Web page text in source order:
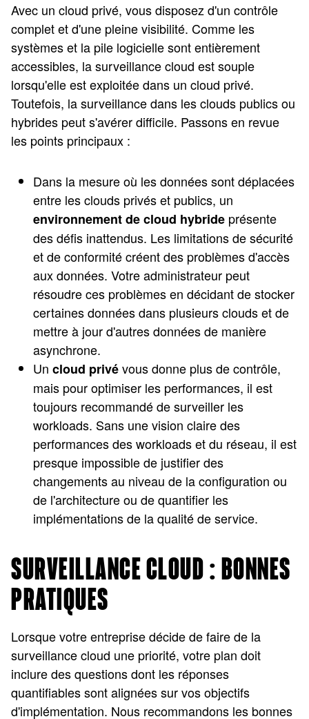
Avec un cloud privé, vous disposez d'un contrôle
complet et d'une pleine visibilité. Comme les
systèmes et la pile logicielle sont entièrement
accessibles, la surveillance cloud est souple
lorsqu'elle est exploitée dans un cloud privé.
Toutefois, la surveillance dans les clouds publics ou
hybrides peut s'avérer difficile. Passons en revue
les points principaux :
Dans la mesure où les données sont déplacées
entre les clouds privés et publics, un
environnement de cloud hybride présente
des défis inattendus. Les limitations de sécurité
et de conformité créent des problèmes d'accès
aux données. Votre administrateur peut
résoudre ces problèmes en décidant de stocker
certaines données dans plusieurs clouds et de
mettre à jour d'autres données de manière
asynchrone.
Un cloud privévous donne plus de contrôle,
mais pour optimiser les performances, il est
toujours recommandé de surveiller les
workloads. Sans une vision claire des
performances des workloads et du réseau, il est
presque impossible de justifier des
changements au niveau de la configuration ou
de l'architecture ou de quantifier les
implémentations de la qualité de service.
SURVEILLANCE CLOUD : BONNES
PRATIQUES
Lorsque votre entreprise décide de faire de la
surveillance cloud une priorité, votre plan doit
inclure des questions dont les réponses
quantifiables sont alignées sur vos objectifs
d'implémentation. Nous recommandons les bonnes